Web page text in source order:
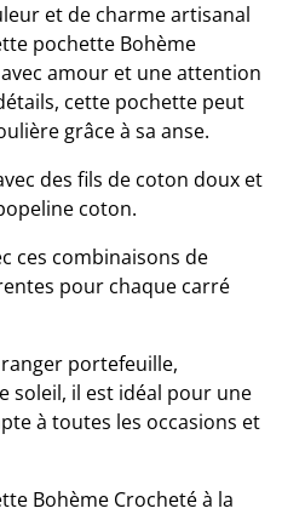
et de charme artisanal
pochette Bohème
amour et une attention
cette pochette peut
grâce à sa anse.
des fils de coton doux et
coton.
ces combinaisons de
pour chaque carré
portefeuille,
soleil, il est idéal pour une
à toutes les occasions et
Bohème Crocheté à la